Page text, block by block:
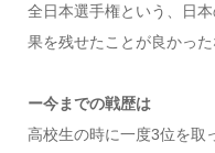
全日本選手権という、日
果を残せたことが良かった
ー今までの戦歴は
高校生の時に一度3位を取